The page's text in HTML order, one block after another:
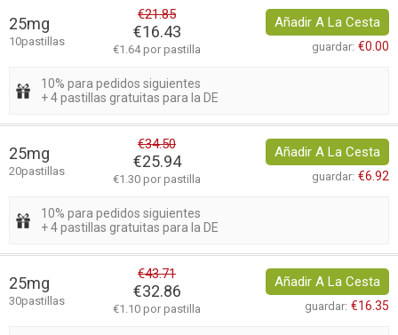
25mg
10pastillas
€21.85
€16.43
€1.64 por pastilla
Añadir A La Cesta
guardar: €0.00
10% para pedidos siguientes
+ 4 pastillas gratuitas para la DE
25mg
20pastillas
€34.50
€25.94
€1.30 por pastilla
Añadir A La Cesta
guardar: €6.92
10% para pedidos siguientes
+ 4 pastillas gratuitas para la DE
25mg
30pastillas
€43.71
€32.86
€1.10 por pastilla
Añadir A La Cesta
guardar: €16.35